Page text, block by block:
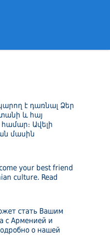
է դառնալ Ձեր
և հայ
Ավելի
մասին
your best friend
culture. Read
стать Вашим
с Арменией и
о нашей